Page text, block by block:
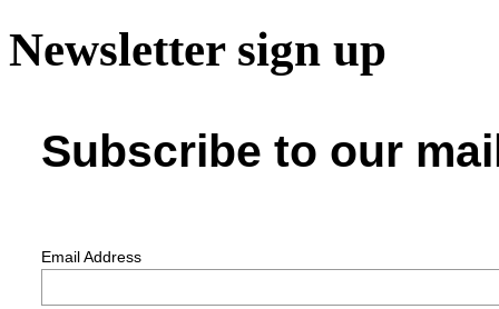
Newsletter sign up
Subscribe to our
Email Address